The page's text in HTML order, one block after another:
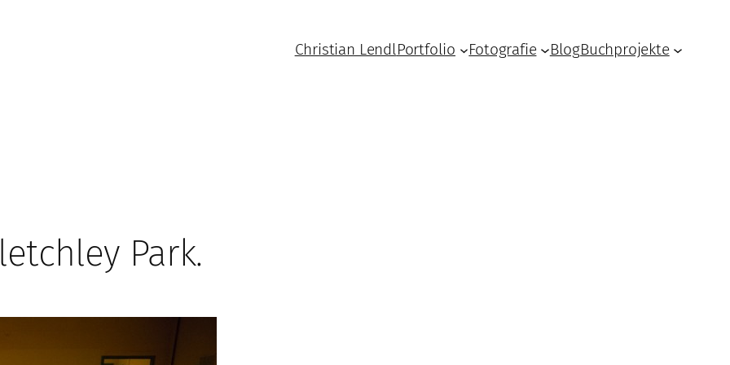
Christian LendlPortfolio Fotografie BlogBuchprojekte
Park.